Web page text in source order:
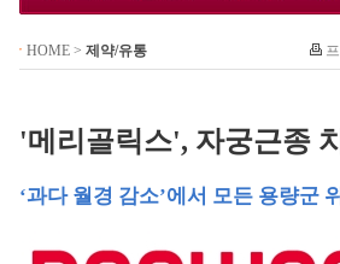
HOME> 제약/유통
'메리골릭스', 자궁근종
‘과다 월경 감소’에서 모든 용량군